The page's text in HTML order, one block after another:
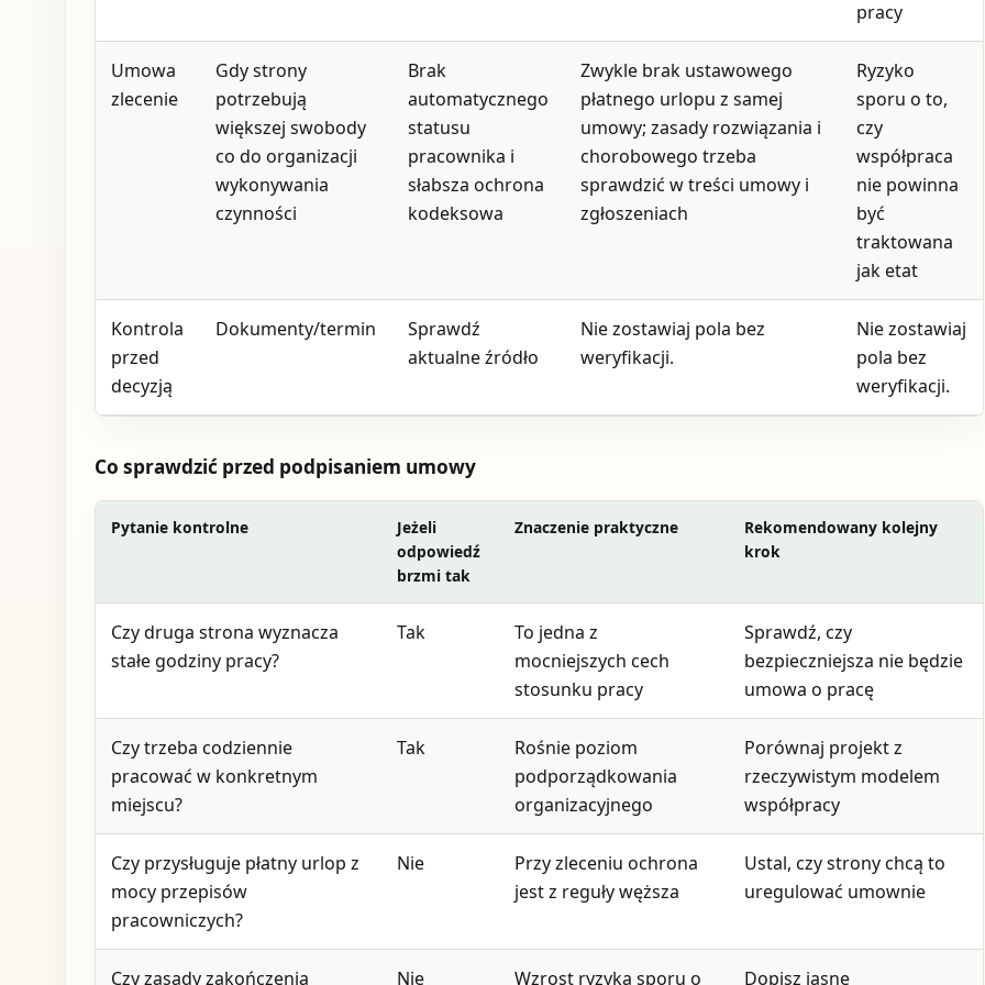
pracy
Umowa
zlecenie
Gdy strony
potrzebują
większej swobody
co do organizacji
wykonywania
czynności
Brak
automatycznego
statusu
pracownika i
słabsza ochrona
kodeksowa
Zwykle brak ustawowego
płatnego urlopu z samej
umowy; zasady rozwiązania i
chorobowego trzeba
sprawdzić w treści umowy i
zgłoszeniach
Ryzyko
sporu o to,
czy
współpraca
nie powinna
być
traktowana
jak etat
Kontrola
przed
decyzją
Dokumenty/termin
Sprawdź
aktualne źródło
Nie zostawiaj pola bez
weryfikacji.
Nie zostawiaj
pola bez
weryfikacji.
Co sprawdzić przed podpisaniem umowy
Pytanie kontrolne
Jeżeli
odpowiedź
brzmi tak
Znaczenie praktyczne
Rekomendowany kolejny
krok
Czy druga strona wyznacza
stałe godziny pracy?
Tak
To jedna z
mocniejszych cech
stosunku pracy
Sprawdź, czy
bezpieczniejsza nie będzie
umowa o pracę
Czy trzeba codziennie
pracować w konkretnym
miejscu?
Tak
Rośnie poziom
podporządkowania
organizacyjnego
Porównaj projekt z
rzeczywistym modelem
współpracy
Czy przysługuje płatny urlop z
mocy przepisów
pracowniczych?
Nie
Przy zleceniu ochrona
jest z reguły węższa
Ustal, czy strony chcą to
uregulować umownie
Czy zasady zakończenia Nie Wzrost ryzyka sporu o Dopisz jasne